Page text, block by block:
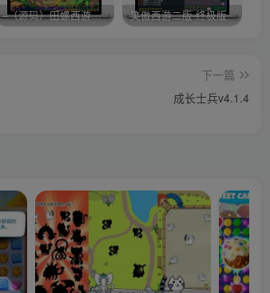
–（源码）田螺西游9.0 假人摆摊18门派飞升渡劫化圣助战最新BB谛听…. 笑傲西游二版-终极版
下一篇
成长士兵v4.1.4